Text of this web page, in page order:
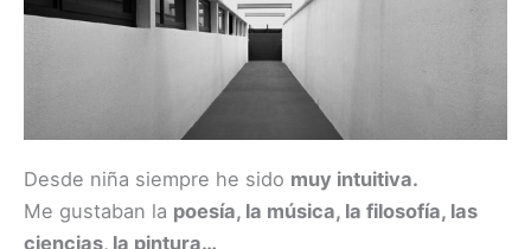
Desde niña siempre he sido muy intuitiva.
Me gustaban la poesía, la música, la filosofía, las
ciencias, la pintura…